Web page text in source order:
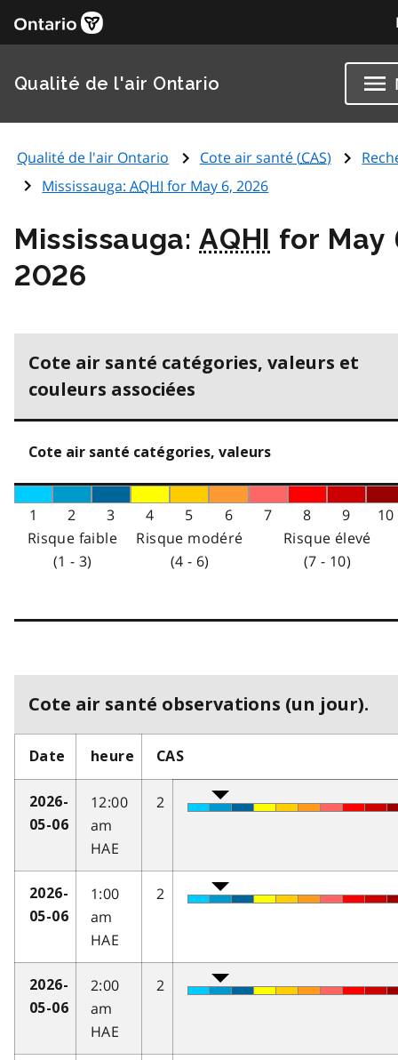
Qualité de l'air Ontario
Qualité de l'air Ontario Cote air santé (CAS)
Mississauga:AQHI for May 6, 2026
Mississauga:AQHI for May
2026
Cote air santé catégories, valeurs et
couleurs associées
Cote air santé catégories, valeurs
1 2 3 4 5 6 7 8 9
10
Risque faible
(1 - 3)
Risque modéré
(4 - 6)
Risque élevé
(7 - 10)
Cote air santé observations (un jour).
Date heure CAS
2026-
05-06
12:00
am
HAE
2
2026-
05-06
1:00
am
HAE
2
2026-
05-06
2:00
am
HAE
2